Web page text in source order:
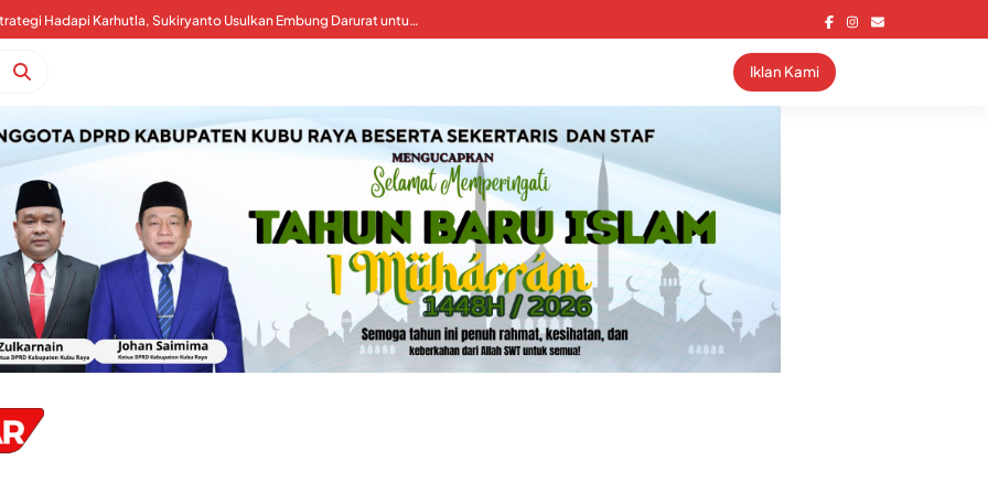
Kubu Raya Perkuat Strategi Hadapi Karhutla, Sukiryanto Usulkan Embung Darurat untuk Percepat Pemadaman
Iklan Kami